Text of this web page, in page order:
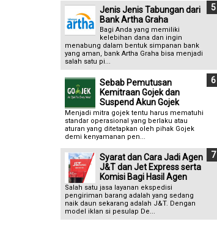
Jenis Jenis Tabungan dari
Bank Artha Graha
Bagi Anda yang memiliki
kelebihan dana dan ingin
menabung dalam bentuk simpanan bank
yang aman, bank Artha Graha bisa menjadi
salah satu pi...
Sebab Pemutusan
Kemitraan Gojek dan
Suspend Akun Gojek
Menjadi mitra gojek tentu harus mematuhi
standar operasional yang berlaku atau
aturan yang ditetapkan oleh pihak Gojek
demi kenyamanan pen...
Syarat dan Cara Jadi Agen
J&T dan Jet Express serta
Komisi Bagi Hasil Agen
Salah satu jasa layanan ekspedisi
pengiriman barang adalah yang sedang
naik daun sekarang adalah J&T. Dengan
model iklan si pesulap De...